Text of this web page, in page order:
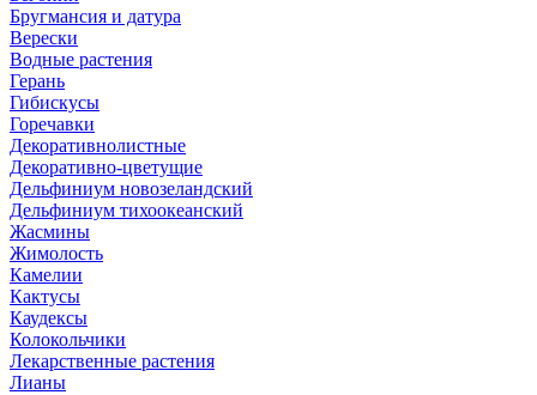
Бругмансия и датура
Верески
Водные растения
Герань
Гибискусы
Горечавки
Декоративнолистные
Декоративно-цветущие
Дельфиниум новозеландский
Дельфиниум тихоокеанский
Жасмины
Жимолость
Камелии
Кактусы
Каудексы
Колокольчики
Лекарственные растения
Лианы